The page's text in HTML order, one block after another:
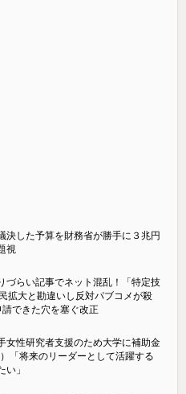
決した予算を財務省が勝手に３兆円
視
づらい記事でネット混乱！「特定技
拡大と勘違いし反対パブコメが殺
できた穴を塞ぐ改正
女性研究者支援のため大学に補助金
「将来のリーダーとして活躍する
い」